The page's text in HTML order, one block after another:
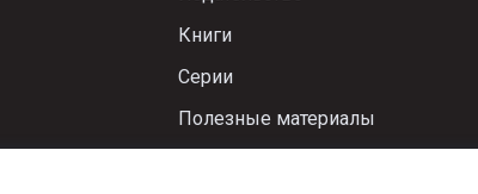
Книги
Серии
Полезные материалы